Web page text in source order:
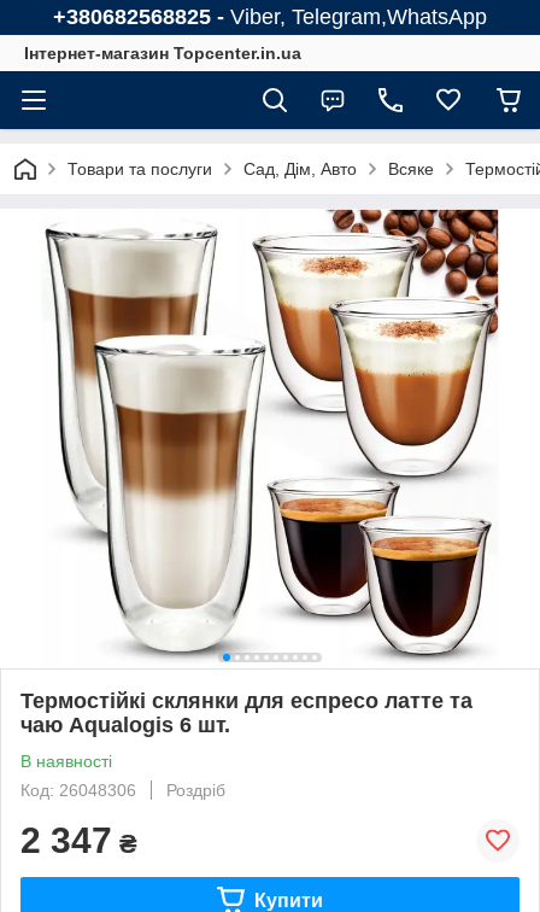
+380682568825 - Viber, Telegram,WhatsApp
Інтернет-магазин Topcenter.in.ua
Товари та послуги Сад, Дім, Авто Всяке
Термостійкі склянки для еспресо латте та
чаю Aqualogis 6 шт.
В наявності
Код: 26048306
Роздріб
2 347 ₴
Купити